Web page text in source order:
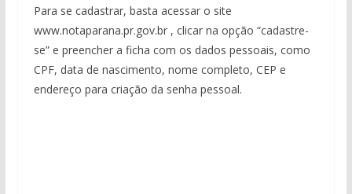
Para se cadastrar, basta acessar o site
www.notaparana.pr.gov.br , clicar na opção “cadastre-
se” e preencher a ficha com os dados pessoais, como
CPF, data de nascimento, nome completo, CEP e
endereço para criação da senha pessoal.